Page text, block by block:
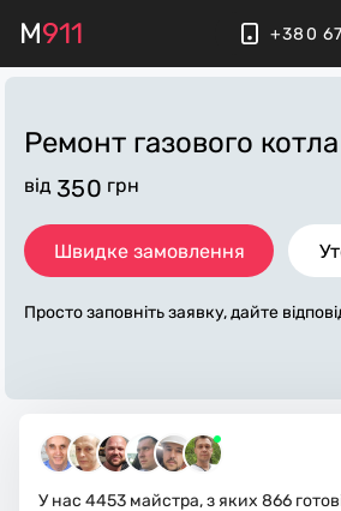
M911 +380
Ремонт газового котла
від 350 грн
Швидке замовлення
Просто заповніть заявку, дайте
питання по «ремонт газового
и. Виконавці стежать за чистотою та
сце.
У нас 4453 майстра, з яких 866